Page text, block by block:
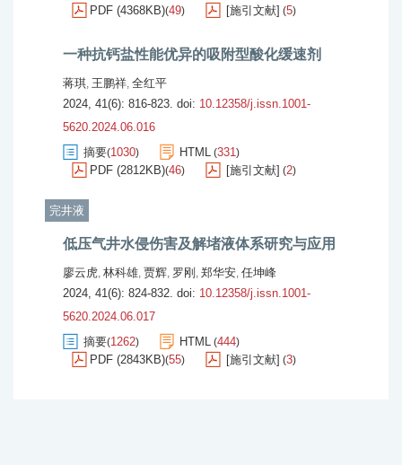
PDF (4368KB)(49) [施引文献] (5)
一种抗钙盐性能优异的吸附型酸化缓速剂
蒋琪, 王鹏祥, 全红平
2024, 41(6): 816-823. doi: 10.12358/j.issn.1001-
5620.2024.06.016
摘要(1030) HTML (331)
PDF (2812KB)(46) [施引文献] (2)
完井液
低压气井水侵伤害及解堵液体系研究与应用
廖云虎, 林科雄, 贾辉, 罗刚 , 郑华安, 任坤峰
2024, 41(6): 824-832. doi: 10.12358/j.issn.1001-
5620.2024.06.017
摘要(1262) HTML (444)
PDF (2843KB)(55) [施引文献] (3)